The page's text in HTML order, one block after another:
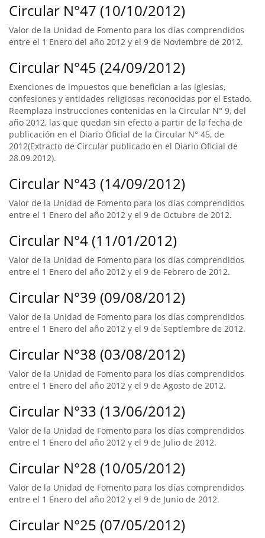
Circular N°47 (10/10/2012)
Valor de la Unidad de Fomento para los días comprendidos
entre el 1 Enero del año 2012 y el 9 de Noviembre de 2012.
Circular N°45 (24/09/2012)
Exenciones de impuestos que benefician a las iglesias,
confesiones y entidades religiosas reconocidas por el Estado.
Reemplaza instrucciones contenidas en la Circular N° 9, del
año 2012, las que quedan sin efecto a partir de la fecha de
publicación en el Diario Oficial de la Circular N° 45, de
2012(Extracto de Circular publicado en el Diario Oficial de
28.09.2012).
Circular N°43 (14/09/2012)
Valor de la Unidad de Fomento para los días comprendidos
entre el 1 Enero del año 2012 y el 9 de Octubre de 2012.
Circular N°4 (11/01/2012)
Valor de la Unidad de Fomento para los días comprendidos
entre el 1 Enero del año 2012 y el 9 de Febrero de 2012.
Circular N°39 (09/08/2012)
Valor de la Unidad de Fomento para los días comprendidos
entre el 1 Enero del año 2012 y el 9 de Septiembre de 2012.
Circular N°38 (03/08/2012)
Valor de la Unidad de Fomento para los días comprendidos
entre el 1 Enero del año 2012 y el 9 de Agosto de 2012.
Circular N°33 (13/06/2012)
Valor de la Unidad de Fomento para los días comprendidos
entre el 1 Enero del año 2012 y el 9 de Julio de 2012.
Circular N°28 (10/05/2012)
Valor de la Unidad de Fomento para los días comprendidos
entre el 1 Enero del año 2012 y el 9 de Junio de 2012.
Circular N°25 (07/05/2012)